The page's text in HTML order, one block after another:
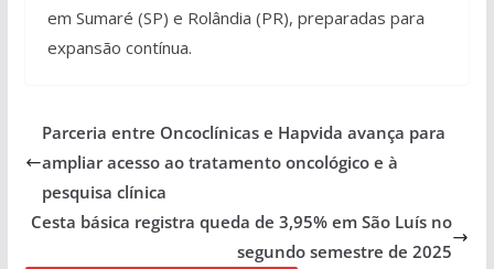
em Sumaré (SP) e Rolândia (PR), preparadas para
expansão contínua.
Parceria entre Oncoclínicas e Hapvida avança para
ampliar acesso ao tratamento oncológico e à
pesquisa clínica
Cesta básica registra queda de 3,95% em São Luís no
segundo semestre de 2025